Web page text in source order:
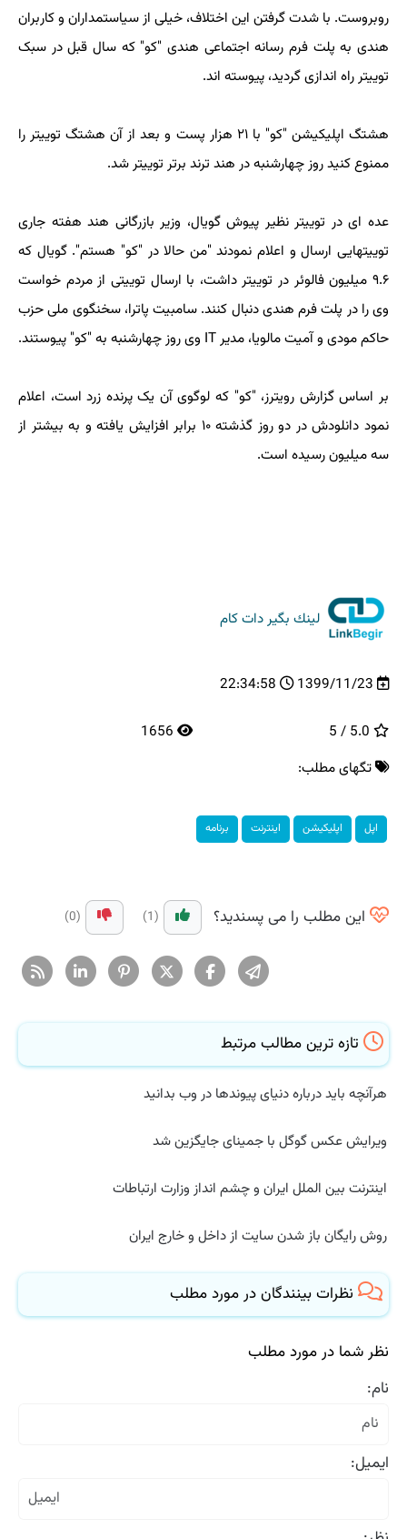
روبروست. با شدت گرفتن این اختلاف، خیلی از سیاستمداران و کاربران
هندی به پلت فرم رسانه اجتماعی هندی "کو" که سال قبل در سبک
توییتر راه اندازی گردید، پیوسته اند.
هشتگ اپلیکیشن "کو" با ۲۱ هزار پست و بعد از آن هشتگ توییتر را
ممنوع کنید روز چهارشنبه در هند ترند برتر توییتر شد.
عده ای در توییتر نظیر پیوش گویال، وزیر بازرگانی هند هفته جاری
توییتهایی ارسال و اعلام نمودند "من حالا در "کو" هستم". گویال که
۹.۶ میلیون فالوئر در توییتر داشت، با ارسال توییتی از مردم خواست
وی را در پلت فرم هندی دنبال کنند. سامبیت پاترا، سخنگوی ملی حزب
حاکم مودی و آمیت مالویا، مدیر IT وی روز چهارشنبه به "کو" پیوستند.
بر اساس گزارش رویترز، "کو" که لوگوی آن یک پرنده زرد است، اعلام
نمود دانلودش در دو روز گذشته ۱۰ برابر افزایش یافته و به بیشتر از
سه میلیون رسیده است.
لینك بگیر دات كام
1399/11/23
22:34:58
تگهای مطلب:
اپل اپلیكیشن اینترنت برنامه
این مطلب را می پسندید؟ (1)
(0)
تازه ترین مطالب مرتبط
هرآنچه باید درباره دنیای پیوندها در وب بدانید
ویرایش عکس گوگل با جمینای جایگزین شد
اینترنت بین الملل ایران و چشم انداز وزارت ارتباطات
روش رایگان باز شدن سایت از داخل و خارج ایران
نظرات بینندگان در مورد مطلب
نظر شما در مورد مطلب
نام:
ایمیل: